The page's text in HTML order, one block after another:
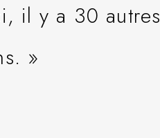
il y a 30 autres
»